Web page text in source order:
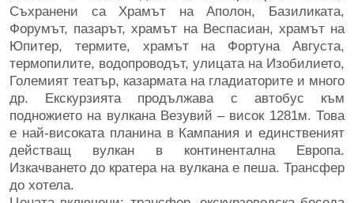
Съхранени са Храмът на Аполон, Базиликата,
Форумът, пазарът, храмът на Веспасиан, храмът на
Юпитер, термите, храмът на Фортуна Августа,
термопилите, водопроводът, улицата на Изобилието,
Големият театър, казармата на гладиаторите и много
др. Екскурзията продължава с автобус към
подножието на вулкана Везувий – висок 1281м. Това
е най-високата планина в Кампания и единственият
действащ вулкан в континентална Европа.
Изкачването до кратера на вулкана е пеша. Трансфер
до хотела.